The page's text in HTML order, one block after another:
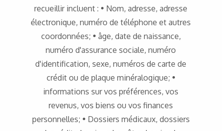
recueillir incluent : • Nom, adresse, adresse
électronique, numéro de téléphone et autres
coordonnées; • âge, date de naissance,
numéro d'assurance sociale, numéro
d'identification, sexe, numéros de carte de
crédit ou de plaque minéralogique; •
informations sur vos préférences, vos
revenus, vos biens ou vos finances
personnelles; • Dossiers médicaux, dossiers